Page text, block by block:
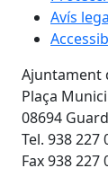
Avís
Ajuntament
Plaça
08694
Tel. 938 227
Fax 938 227